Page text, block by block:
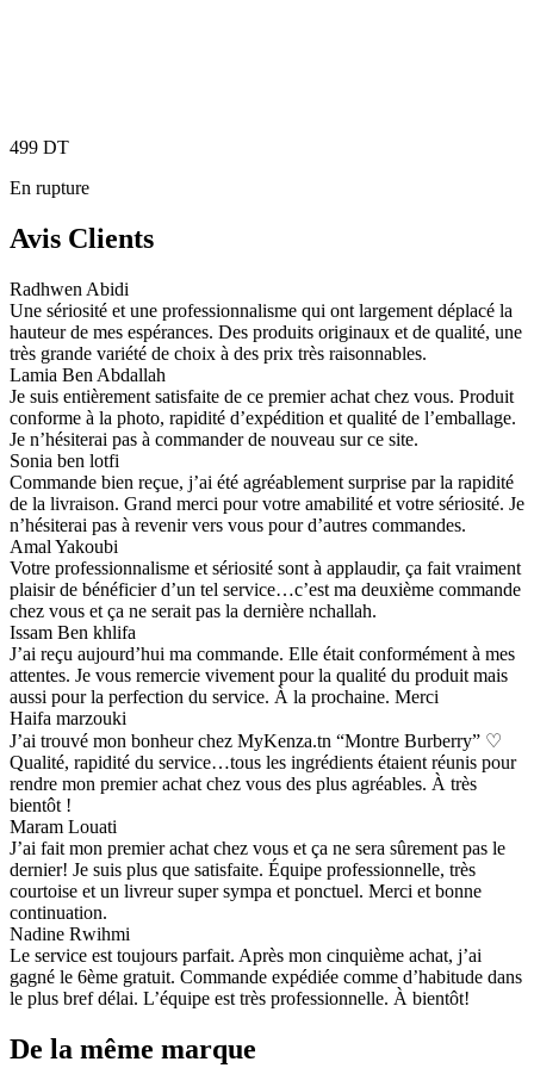
499 DT
En rupture
Avis Clients
Radhwen Abidi
Une sériosité et une professionnalisme qui ont largement déplacé la
hauteur de mes espérances. Des produits originaux et de qualité, une
très grande variété de choix à des prix très raisonnables.
Lamia Ben Abdallah
Je suis entièrement satisfaite de ce premier achat chez vous. Produit
conforme à la photo, rapidité d’expédition et qualité de l’emballage.
Je n’hésiterai pas à commander de nouveau sur ce site.
Sonia ben lotfi
Commande bien reçue, j’ai été agréablement surprise par la rapidité
de la livraison. Grand merci pour votre amabilité et votre sériosité. Je
n’hésiterai pas à revenir vers vous pour d’autres commandes.
Amal Yakoubi
Votre professionnalisme et sériosité sont à applaudir, ça fait vraiment
plaisir de bénéficier d’un tel service…c’est ma deuxième commande
chez vous et ça ne serait pas la dernière nchallah.
Issam Ben khlifa
J’ai reçu aujourd’hui ma commande. Elle était conformément à mes
attentes. Je vous remercie vivement pour la qualité du produit mais
aussi pour la perfection du service. À la prochaine. Merci
Haifa marzouki
J’ai trouvé mon bonheur chez MyKenza.tn “Montre Burberry” ♡
Qualité, rapidité du service…tous les ingrédients étaient réunis pour
rendre mon premier achat chez vous des plus agréables. À très
bientôt !
Maram Louati
J’ai fait mon premier achat chez vous et ça ne sera sûrement pas le
dernier! Je suis plus que satisfaite. Équipe professionnelle, très
courtoise et un livreur super sympa et ponctuel. Merci et bonne
continuation.
Nadine Rwihmi
Le service est toujours parfait. Après mon cinquième achat, j’ai
gagné le 6ème gratuit. Commande expédiée comme d’habitude dans
le plus bref délai. L’équipe est très professionnelle. À bientôt!
De la même marque